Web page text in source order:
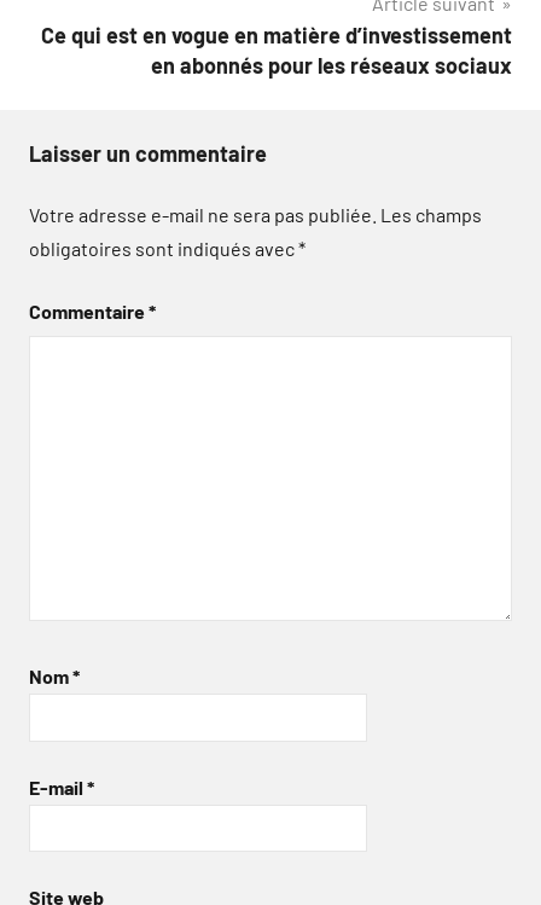
Ce qui est en vogue en matière d’investissement
en abonnés pour les réseaux sociaux
Laisser un commentaire
Votre adresse e-mail ne sera pas publiée. Les champs
obligatoires sont indiqués avec*
Commentaire*
Nom*
E-mail *
Site web